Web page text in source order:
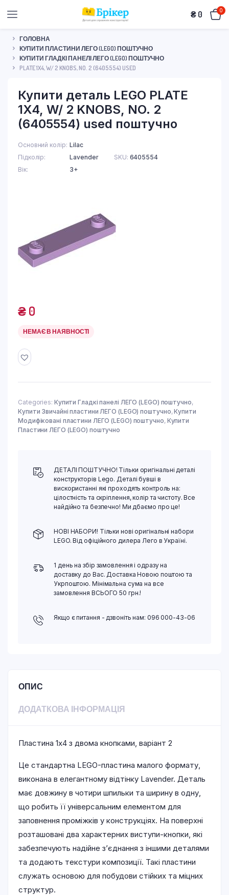
₴ 0 0
ГОЛОВНА
КУПИТИ ПЛАСТИНИ ЛЕГО (LEGO) ПОШТУЧНО
КУПИТИ ГЛАДКІ ПАНЕЛІ ЛЕГО (LEGO) ПОШТУЧНО
PLATE 1X4, W/ 2 KNOBS, NO. 2 (6405554) USED
Купити деталь LEGO PLATE
1X4, W/ 2 KNOBS, NO. 2
(6405554) used поштучно
Основний колір Lilac
Підколір
Lavender
Вік
3+
SKU: 6405554
₴0
НЕМАЄ В НАЯВНОСТІ
Categories: Купити Гладкі панелі ЛЕГО (LEGO) поштучно,
Купити Звичайні пластини ЛЕГО (LEGO) поштучно,Купити
Модифіковані пластини ЛЕГО (LEGO) поштучно, Купити
Пластини ЛЕГО (LEGO) поштучно
ДЕТАЛІ ПОШТУЧНО! Тільки оригінальні деталі
конструкторів Lego. Деталі бувші в
вискористанні які проходять контроль на:
цілостність та скріплення, колір та чистоту. Все
найдійно та безпечно! Ми дбаємо про це!
НОВІ НАБОРИ! Тільки нові оригінальні набори
LEGO. Від офіційного дилера Лего в Україні.
1 день на збір замовлення і одразу на
доставку до Вас. Доставка Новою поштою та
Укрпоштою. Мінімальна сума на все
замовлення ВСЬОГО 50 грн.!
Якщо є питання - дзвоніть нам: 096 000-43-06
ОПИС
ДОДАТКОВА ІНФОРМАЦІЯ
Пластина 1х4 з двома кнопками, варіант 2
Це стандартна LEGO-пластина малого формату,
виконана в елегантному відтінку Lavender. Деталь
має довжину в чотири шпильки та ширину в одну,
що робить її універсальним елементом для
заповнення проміжків у конструкціях. На поверхні
розташовані два характерних виступи-кнопки, які
забезпечують надійне з’єднання з іншими деталями
та додають текстури композиції. Такі пластини
служать основою для побудови стійких та міцних
структур.